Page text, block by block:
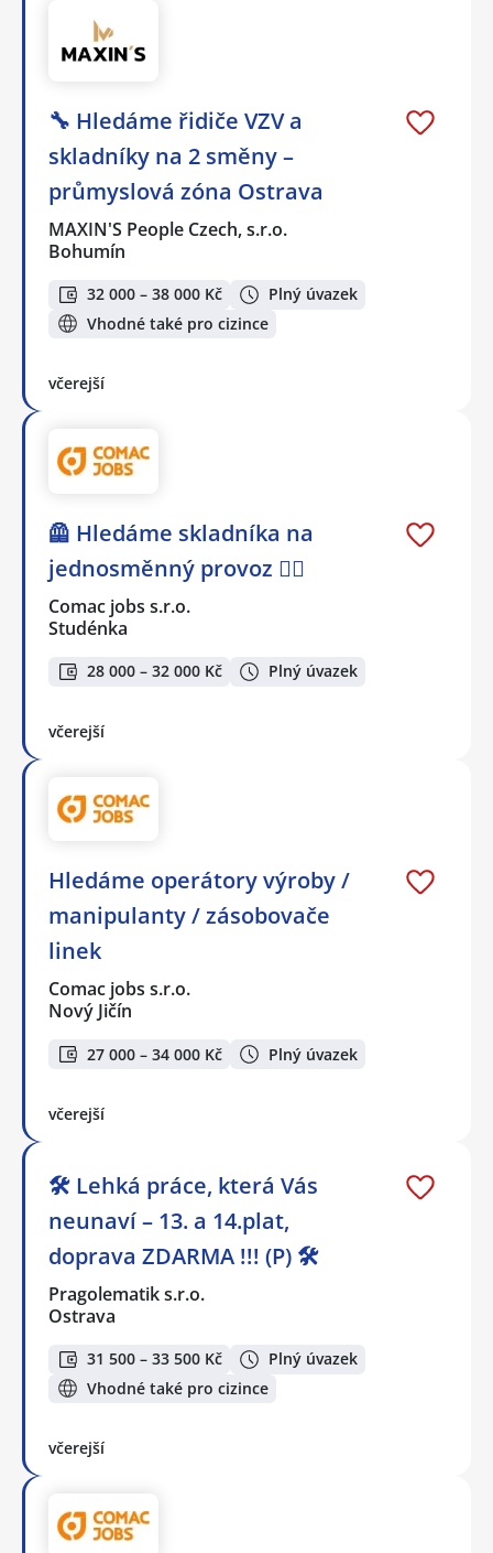
🔧 Hledáme řidiče VZV a
skladníky na 2 směny –
průmyslová zóna Ostrava
MAXIN'S People Czech, s.r.o.
Bohumín
32 000 – 38 000 Kč
Plný úvazek
Vhodné také pro cizince
včerejší
🦺 Hledáme skladníka na
jednosměnný provoz 👷‍♂️
Comac jobs s.r.o.
Studénka
28 000 – 32 000 Kč Plný úvazek
včerejší
Hledáme operátory výroby /
manipulanty / zásobovače
linek
Comac jobs s.r.o.
Nový Jičín
27 000 – 34 000 Kč Plný úvazek
včerejší
🛠️ Lehká práce, která Vás
neunaví – 13. a 14.plat,
doprava ZDARMA !!! (P) 🛠️
Pragolematik s.r.o.
Ostrava
31 500 – 33 500 Kč
Plný úvazek
Vhodné také pro cizince
včerejší